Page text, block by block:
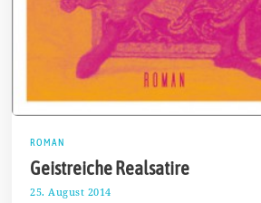
ROMAN
Geistreiche Realsatire
25. August 2014